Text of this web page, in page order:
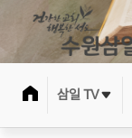
삼일 TV